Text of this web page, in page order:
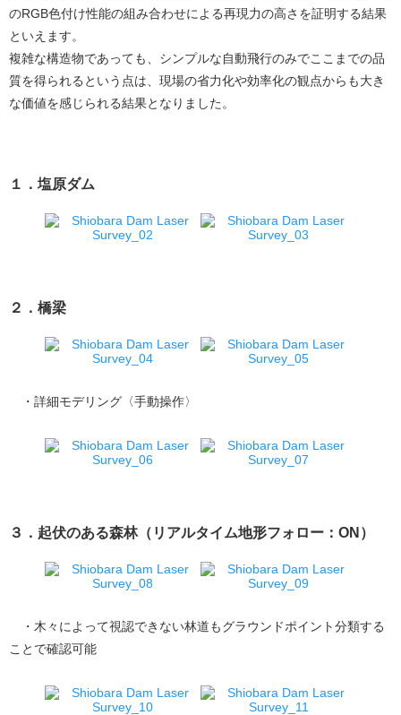
のRGB色付け性能の組み合わせによる再現力の高さを証明する結果
といえます。
複雑な構造物であっても、シンプルな自動飛行のみでここまでの品
質を得られるという点は、現場の省力化や効率化の観点からも大き
な価値を感じられる結果となりました。
１．塩原ダム
２．橋梁
・詳細モデリング〈手動操作〉
３．起伏のある森林（リアルタイム地形フォロー：ON）
・木々によって視認できない林道もグラウンドポイント分類する
ことで確認可能